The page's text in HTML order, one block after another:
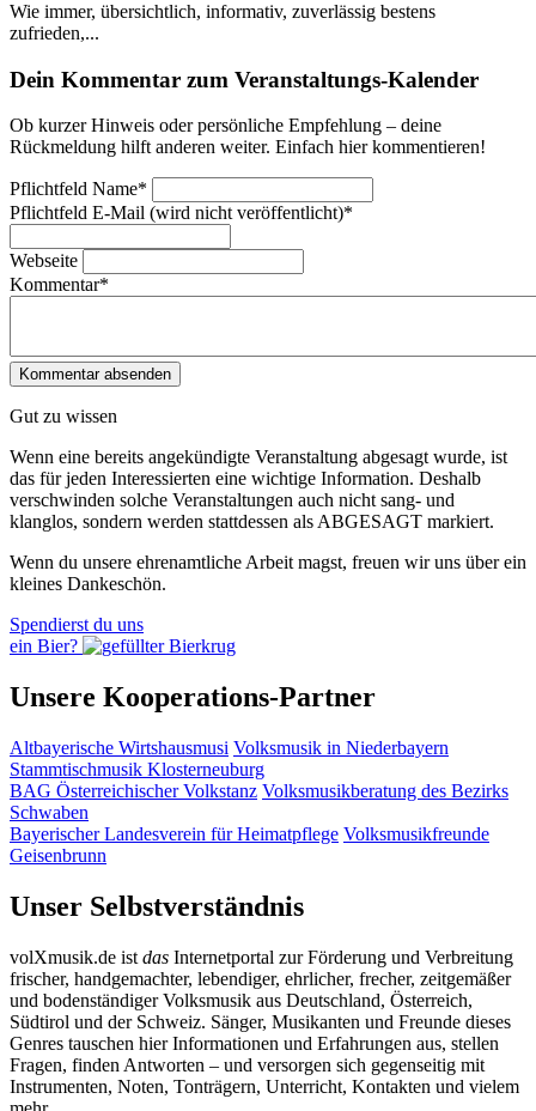
Wie immer, übersichtlich, informativ, zuverlässig bestens
zufrieden,...
Dein Kommentar zum Veranstaltungs-Kalender
Ob kurzer Hinweis oder persönliche Empfehlung – deine
Rückmeldung hilft anderen weiter. Einfach hier kommentieren!
Pflichtfeld Name*
Pflichtfeld E-Mail (wird nicht veröffentlicht)*
Webseite
Kommentar*
Gut zu wissen
Wenn eine bereits ange­kündigte Veranstaltung abgesagt wurde, ist
das für jeden Interessierten eine wichtige Information. Deshalb
verschwinden solche Veran­staltungen auch nicht sang- und
klanglos, sondern werden statt­dessen alsABGESAGT markiert.
Wenn du unsere ehrenamtliche Arbeit magst, freuen wir uns über ein
kleines Dankeschön.
Spendierst du uns
ein Bier?
Unsere Kooperations-Partner
Altbayerische Wirtshausmusi Volksmusik in Niederbayern
Stammtischmusik Klosterneuburg
BAG Österreichischer Volkstanz Volksmusikberatung des Bezirks
Schwaben
Bayerischer Landesverein für Heimatpflege Volksmusikfreunde
Geisenbrunn
Unser Selbstverständnis
volXmusik.de ist das Internetportal zur Förderung und Verbreitung
frischer, handgemachter, lebendiger, ehrlicher, frecher, zeitgemäßer
und bodenständiger Volksmusik aus Deutschland, Österreich,
Südtirol und der Schweiz. Sänger, Musikanten und Freunde dieses
Genres tauschen hier Informationen und Erfahrungen aus, stellen
Fragen, finden Antworten – und versorgen sich gegenseitig mit
Instrumenten, Noten, Tonträgern, Unterricht, Kontakten und vielem